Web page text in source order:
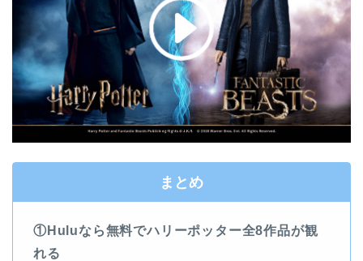
まとめ
①Huluなら無料でハリーポッター全8作品が観
れる